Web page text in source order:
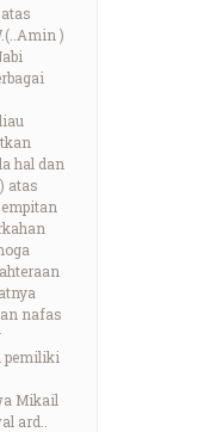
)
hal dan
atas
nafas
pemiliki
Mikail
ard..